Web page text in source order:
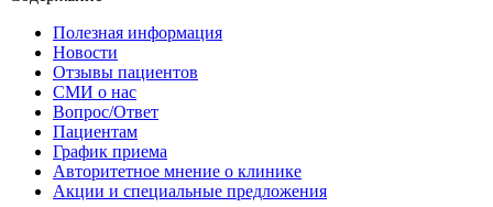
Полезная информация
Новости
Отзывы пациентов
СМИ о нас
Вопрос/Ответ
Пациентам
График приема
Авторитетное мнение о клинике
Акции и специальные предложения